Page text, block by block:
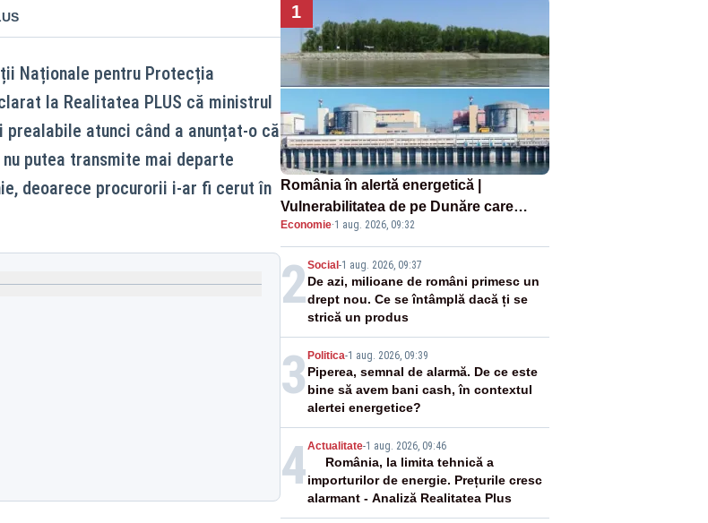
Naționale pentru Protecția
la Realitatea PLUS că ministrul
atunci când a anunțat-o că
putea transmite mai departe
deoarece procurorii i-ar fi cerut în
1
România în alertă energetică |
Vulnerabilitatea de pe Dunăre care
pune în pericol Centrala Cernavodă era
cunoscută de pe vremea lui Ceaușescu
Economie·1 aug. 2026, 09:32
2Social -1 aug. 2026, 09:37
De azi, milioane de români primesc un
drept nou. Ce se întâmplă dacă ți se
strică un produs
3 Politica-1 aug. 2026, 09:39
Piperea, semnal de alarmă. De ce este
bine să avem bani cash, în contextul
alertei energetice?
4Actualitate-1 aug. 2026, 09:46
România, la limita tehnică a
importurilor de energie. Prețurile cresc
alarmant - Analiză Realitatea Plus